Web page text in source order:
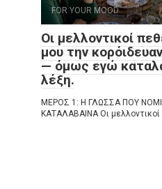
FOR YOUR MOOD
Οι μελλοντικοί
μου την
— όμως εγώ
λέξη.
ΜΕΡΟΣ 1: Η ΓΛΩΣΣΑ ΠΟΥ
ΚΑΤΑΛΑΒΑΙΝΑ Οι